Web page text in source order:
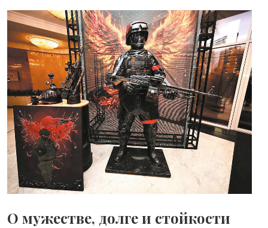
О мужестве, долге и стойкости